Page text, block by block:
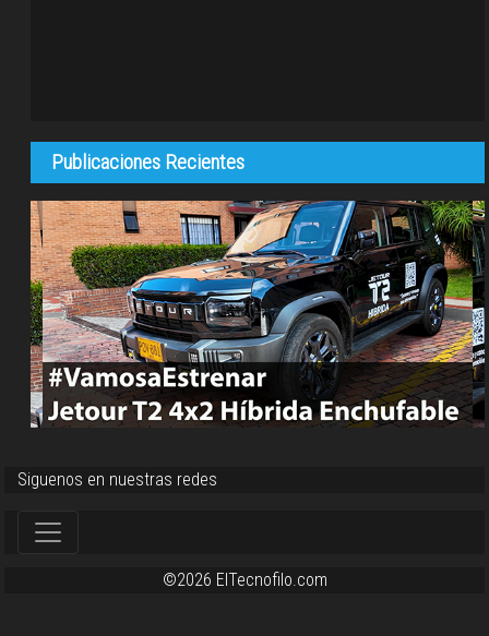
Publicaciones Recientes
Siguenos en nuestras redes
©2026 ElTecnofilo.com